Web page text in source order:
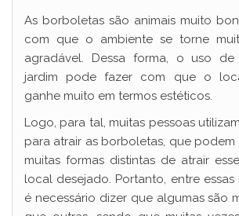
As borboletas são animais muito
com que o ambiente se torne
agradável. Dessa forma, o uso
jardim pode fazer com que o
ganhe muito em termos estéticos.
Logo, para tal, muitas pessoas
para atrair as borboletas, que podem
muitas formas distintas de atrair
local desejado. Portanto, entre essas
é necessário dizer que algumas são